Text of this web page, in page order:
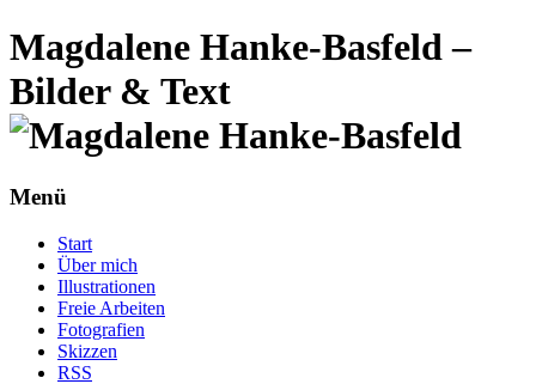
Magdalene Hanke-Basfeld –
Bilder & Text
Menü
Start
Über mich
Illustrationen
Freie Arbeiten
Fotografien
Skizzen
RSS